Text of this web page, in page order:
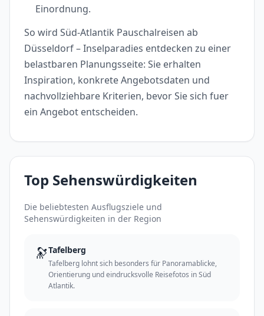
Einordnung.
So wird Süd-Atlantik Pauschalreisen ab
Düsseldorf – Inselparadies entdecken zu einer
belastbaren Planungsseite: Sie erhalten
Inspiration, konkrete Angebotsdaten und
nachvollziehbare Kriterien, bevor Sie sich fuer
ein Angebot entscheiden.
Top Sehenswürdigkeiten
Die beliebtesten Ausflugsziele und
Sehenswürdigkeiten in der Region
🔭Tafelberg
Tafelberg lohnt sich besonders für Panoramablicke,
Orientierung und eindrucksvolle Reisefotos in Süd
Atlantik.